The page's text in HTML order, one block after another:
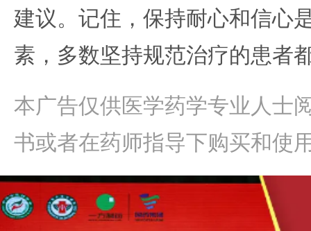
建议。记住，保持耐心和信心
素，多数坚持规范治疗的患者
本广告仅供医学药学专业人士
书或者在药师指导下购买和使